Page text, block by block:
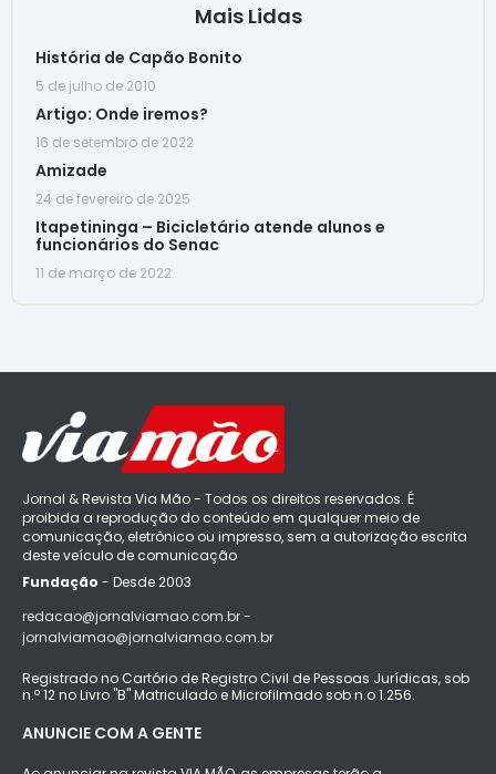
Mais Lidas
História de Capão Bonito
5 de julho de 2010
Artigo: Onde iremos?
16 de setembro de 2022
Amizade
24 de fevereiro de 2025
Itapetininga – Bicicletário atende alunos e
funcionários do Senac
11 de março de 2022
Jornal & Revista Via Mão - Todos os direitos reservados. É
proibida a reprodução do conteúdo em qualquer meio de
comunicação, eletrônico ou impresso, sem a autorização escrita
deste veículo de comunicação
Fundação - Desde 2003
redacao@jornalviamao.com.br -
jornalviamao@jornalviamao.com.br
Registrado no Cartório de Registro Civil de Pessoas Jurídicas, sob
n.º 12 no Livro "B" Matriculado e Microfilmado sob n.o 1.256.
ANUNCIE COM A GENTE